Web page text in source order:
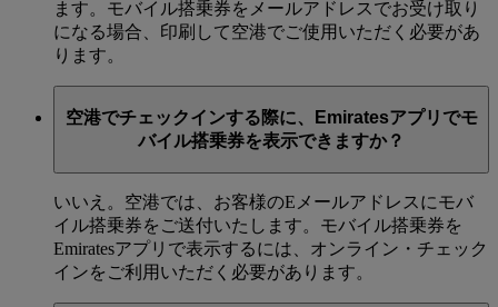
ます。モバイル搭乗券をメールアドレスでお受け取り
になる場合、印刷して空港でご使用いただく必要があ
ります。
空港でチェックインする際に、Emiratesアプリでモ
バイル搭乗券を表示できますか？
いいえ。空港では、お客様のEメールアドレスにモバ
イル搭乗券をご送付いたします。モバイル搭乗券を
Emiratesアプリで表示するには、オンライン・チェック
インをご利用いただく必要があります。